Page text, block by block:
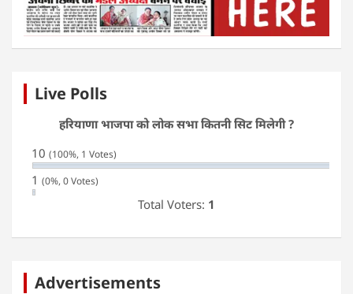
Live Polls
हरियाणा भाजपा को लोक सभा कितनी सिट मिलेगी ?
10 (100%, 1 Votes)
1 (0%, 0 Votes)
Total Voters: 1
Advertisements